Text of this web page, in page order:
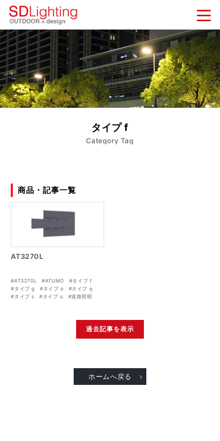
新着情報
NEWS
納入実績
WORKS
会社概要
COMPANY
タイプ f
Category Tag
商品・記事一覧
AT3270L
#AT3270L #ATUMO
#タイプ f
#タイプ g
#タイプ o
#タイプ q
#タイプ s
#タイプ u #道路照明
過去記事を表示
ホームへ戻る